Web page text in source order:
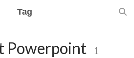
Tag
Powerpoint 1